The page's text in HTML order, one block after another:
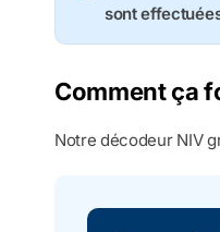
sont
Comment ça
Notre décodeur NIV